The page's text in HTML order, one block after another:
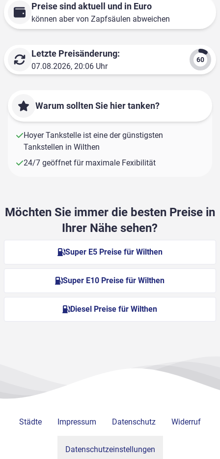
Preise sind aktuell und in Euro
können aber von Zapfsäulen abweichen
Letzte Preisänderung:
07.08.2026, 20:06 Uhr
Warum sollten Sie hier tanken?
Hoyer Tankstelle ist eine der günstigsten
Tankstellen in Wilthen
24/7 geöffnet für maximale Fexibilität
Möchten Sie immer die besten Preise in
Ihrer Nähe sehen?
Super E5 Preise für Wilthen
Super E10 Preise für Wilthen
Diesel Preise für Wilthen
Städte Impressum Datenschutz Widerruf
Datenschutzeinstellungen